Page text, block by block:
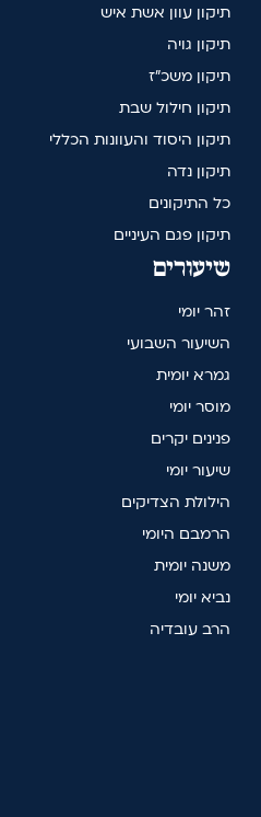
תיקון עוון אשת איש
תיקון גויה
תיקון משכ"ז
תיקון חילול שבת
תיקון היסוד והעוונות הכללי
תיקון נדה
כל התיקונים
תיקון פגם העיניים
שיעורים
זהר יומי
השיעור השבועי
גמרא יומית
מוסר יומי
פנינים יקרים
שיעור יומי
הילולת הצדיקים
הרמבם היומי
משנה יומית
נביא יומי
הרב עובדיה